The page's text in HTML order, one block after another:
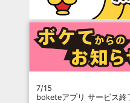
7/15
boketeアプリ サービス終